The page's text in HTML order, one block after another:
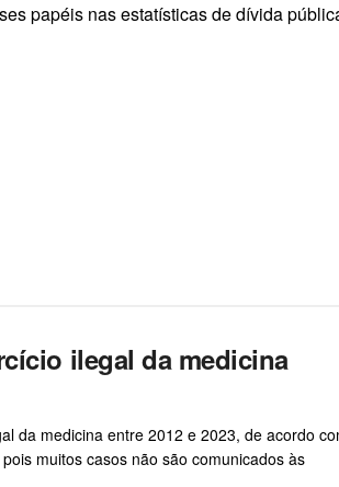
papéis nas estatísticas de dívida
ilegal da medicina
da medicina entre 2012 e 2023, de acordo
muitos casos não são comunicados às